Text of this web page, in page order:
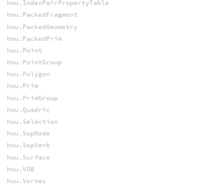
hou.IndexPairPropertyTable
hou.PackedFragment
hou.PackedGeometry
hou.PackedPrim
hou.Point
hou.PointGroup
hou.Polygon
hou.Prim
hou.PrimGroup
hou.Quadric
hou.Selection
hou.SopNode
hou.SopVerb
hou.Surface
hou.VDB
hou.Vertex